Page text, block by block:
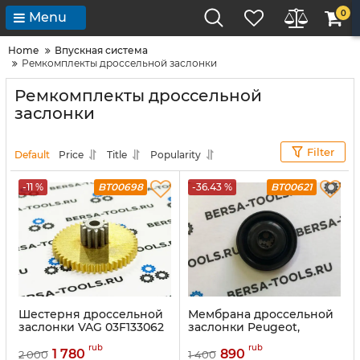
Menu 0
Home
Впускная система
Ремкомплекты дроссельной заслонки
Ремкомплекты дроссельной
заслонки
Default Price Title Popularity Filter
-11 % BT00698
Шестерня дроссельной
заслонки VAG 03F133062
2 000 1 780 rub
-36.43 % BT00621
Мембрана дроссельной
заслонки Peugeot,
2.0 HDI, 2.0 TDCI
1 400 890 rub